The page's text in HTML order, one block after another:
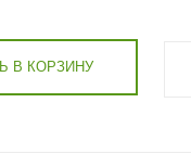
В КОРЗИНУ